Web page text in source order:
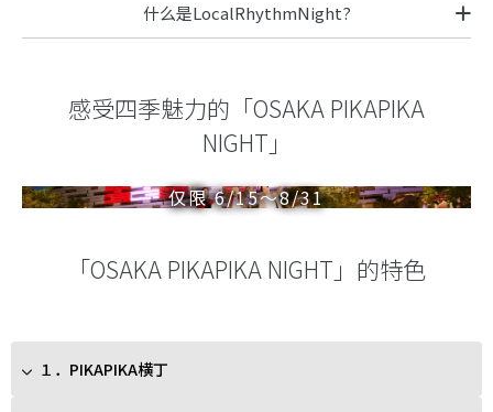
什么是LocalRhythmNight?
感受四季魅力的「OSAKA PIKAPIKA
NIGHT」
仅限 6/15～8/31
「OSAKA PIKAPIKA NIGHT」的特色
１．PIKAPIKA横丁